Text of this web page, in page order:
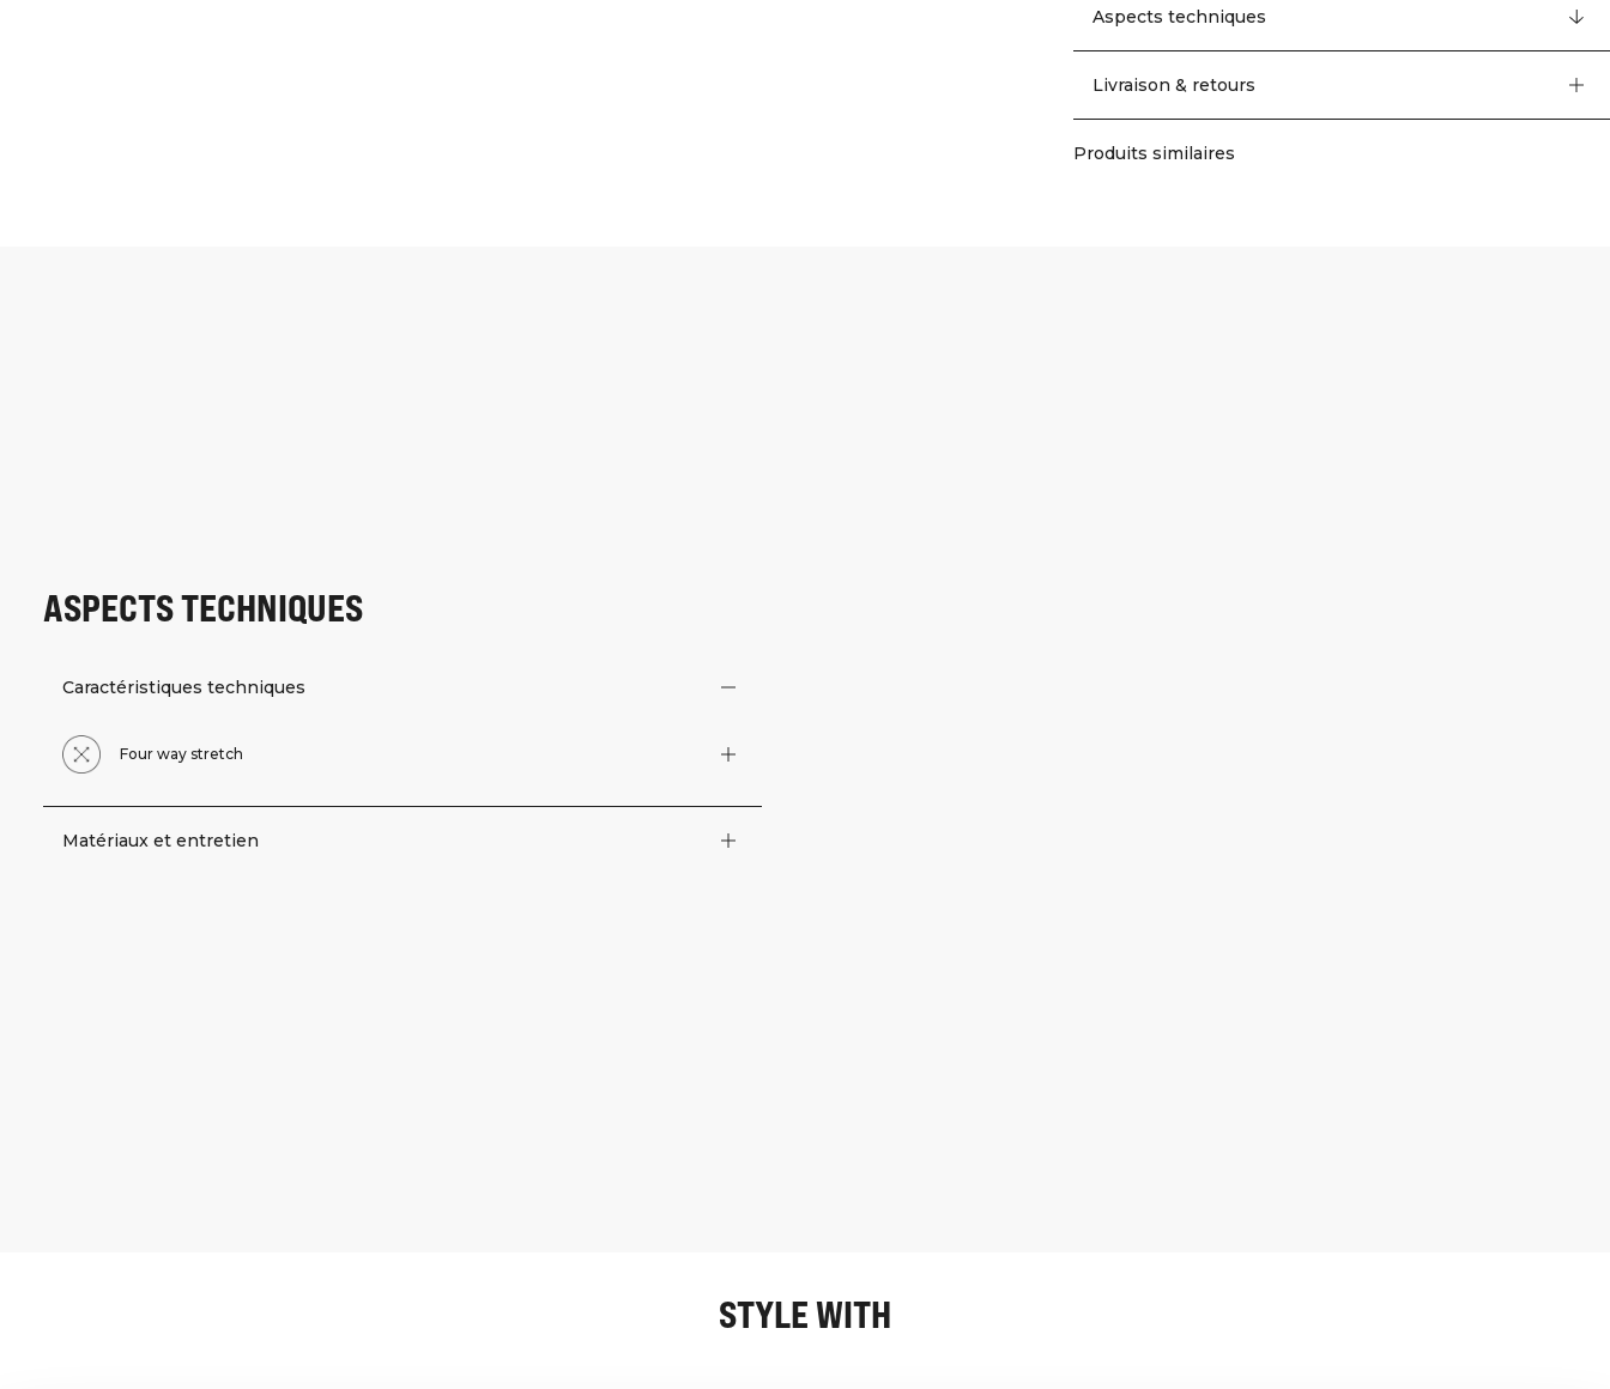
calme. Sa coupe ample laisse de la place pour bouger, et la taille élastiquée
avec cordon plat permet d’ajuster la coupe. Fini par un logo ICIW épuré pour
un look athlétique soigné, c’est un incontournable pour la salle de sport et les
Entrejambe de 5 pouces, taille élastiquée avec cordon plat, extensible dans
Aspects techniques
Livraison & retours
Produits similaires
ASPECTS TECHNIQUES
Caractéristiques techniques
Four way stretch
Matériaux et entretien
STYLE WITH